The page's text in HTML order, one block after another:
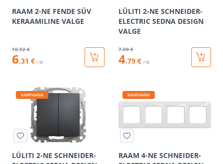
RAAM 2-NE FENDE SÜV
KERAAMILINE VALGE
10.52 €
6.31 € / tk
LÜLITI 2-NE SCHNEIDER-
ELECTRIC SEDNA DESIGN
VALGE
7.99 €
4.79 € / tk
KAMPAANIA
LÜLITI 2-NE SCHNEIDER-
KAMPAANIA
RAAM 4-NE SCHNEIDER-